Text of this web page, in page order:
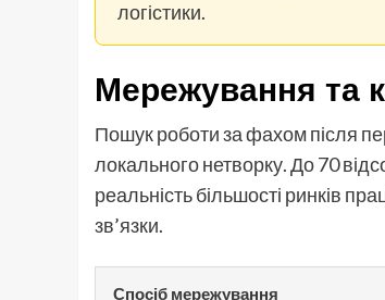
логістики.
Мережування та
Пошук роботи за фахом після
локального нетворку. До 70
реальність більшості ринків
зв’язки.
Спосіб мережування